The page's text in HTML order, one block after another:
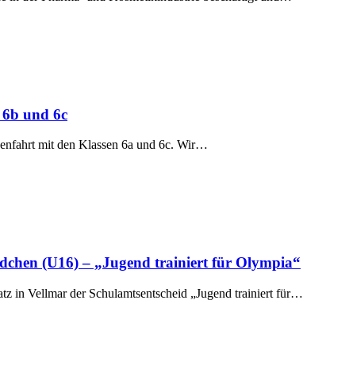
und 6c
mit den Klassen 6a und 6c. Wir…
(U16) – „Jugend trainiert für Olympia“
in Vellmar der Schulamtsentscheid „Jugend trainiert für…